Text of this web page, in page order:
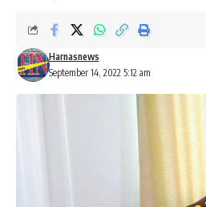
September 14, 2022 5:12 am
Harnasnews